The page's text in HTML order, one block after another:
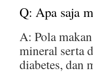
Q: Apa saja
A: Pola
mineral serta
diabetes, dan